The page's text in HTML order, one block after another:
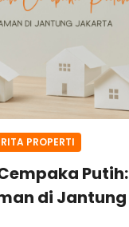
PROPERTI
Putih:
di Jantung